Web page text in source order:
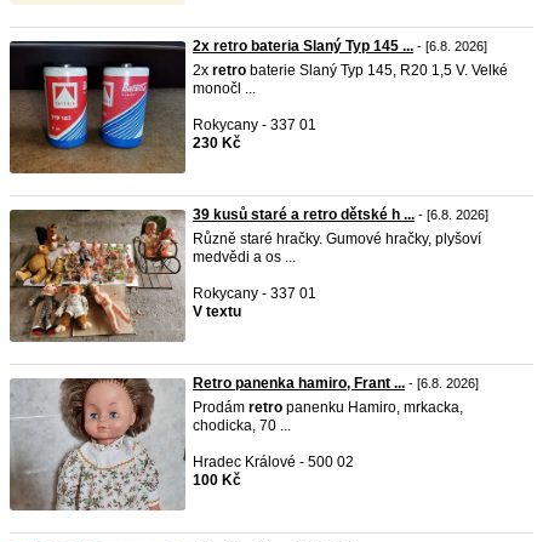
2x retro bateria Slaný Typ 145 ... - [6.8. 2026]
2x retro baterie Slaný Typ 145, R20 1,5 V. Velké
monočl ...
Rokycany - 337 01
230 Kč
39 kusů staré a retro dětské h ... - [6.8. 2026]
Různě staré hračky. Gumové hračky, plyšoví
medvědi a os ...
Rokycany - 337 01
V textu
Retro panenka hamiro, Frant ... - [6.8. 2026]
Prodám retro panenku Hamiro, mrkacka,
chodicka, 70 ...
Hradec Králové - 500 02
100 Kč